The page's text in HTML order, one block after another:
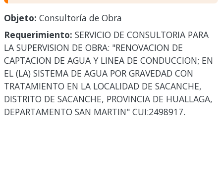
Objeto: Consultoría de Obra
Requerimiento: SERVICIO DE CONSULTORIA PARA
LA SUPERVISION DE OBRA: "RENOVACION DE
CAPTACION DE AGUA Y LINEA DE CONDUCCION; EN
EL (LA) SISTEMA DE AGUA POR GRAVEDAD CON
TRATAMIENTO EN LA LOCALIDAD DE SACANCHE,
DISTRITO DE SACANCHE, PROVINCIA DE HUALLAGA,
DEPARTAMENTO SAN MARTIN" CUI:2498917.